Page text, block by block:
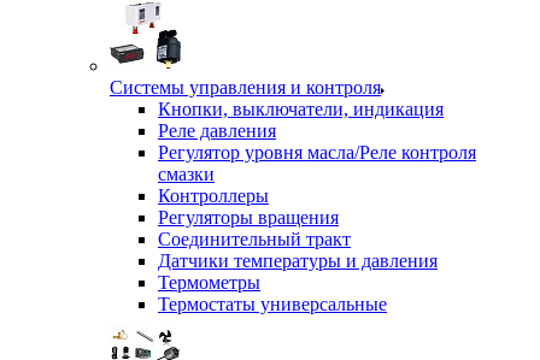
Системы управления и контроля
Кнопки, выключатели, индикация
Реле давления
Регулятор уровня масла/Реле контроля
смазки
Контроллеры
Регуляторы вращения
Соединительный тракт
Датчики температуры и давления
Термометры
Термостаты универсальные